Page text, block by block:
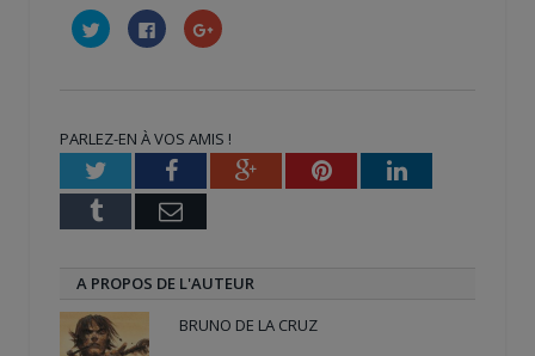
Cliquez
pour
partager
nouvelle
fenêtre)
Cliquez
pour
partager
fenêtre)
Cliquez
pour
nouvelle
fenêtre)
PARLEZ-EN À VOS AMIS !
TwitterFacebookGoogle+PinterestLinkedIn
Tumblr Email
A PROPOS DE L'AUTEUR
BRUNO DE LA CRUZ